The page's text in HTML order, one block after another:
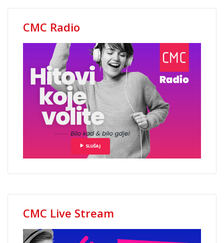
CMC Radio
CMC Live Stream